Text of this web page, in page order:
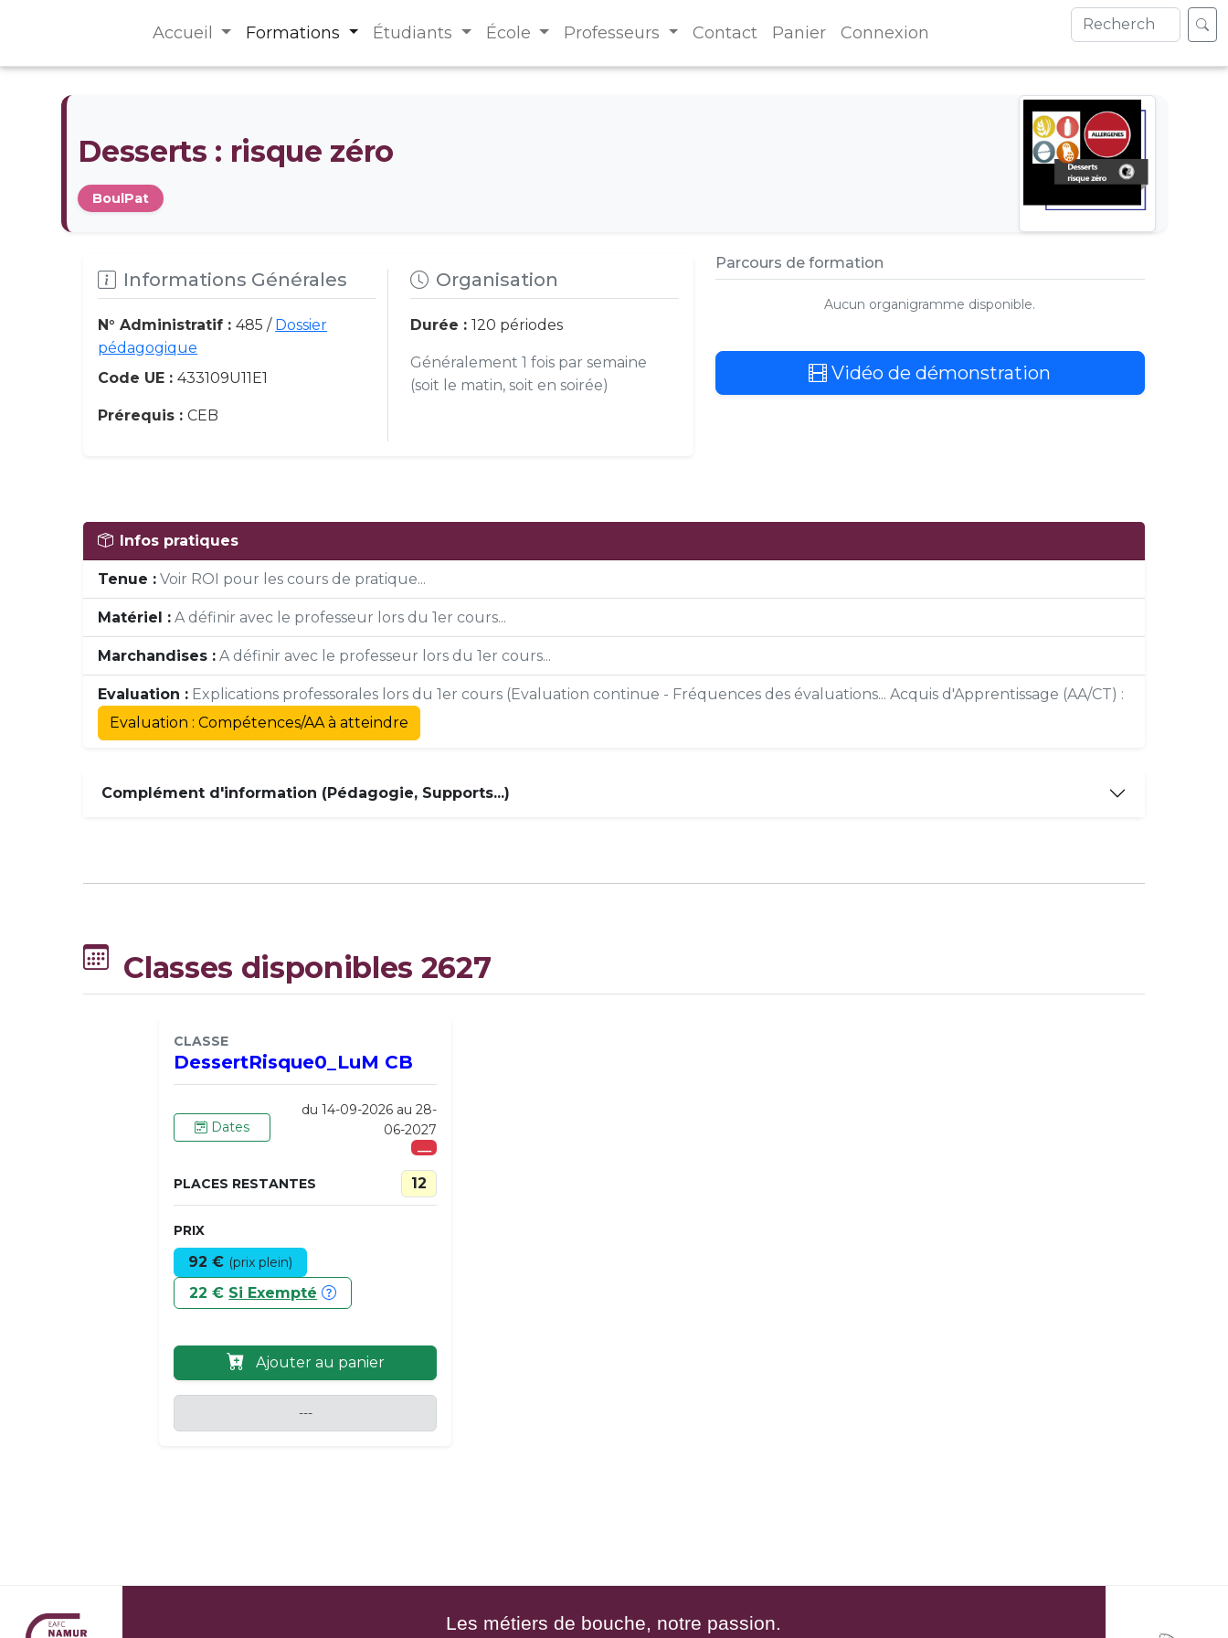
Accueil Formations Étudiants École Professeurs Contact Panier Connexion
Desserts : risque zéro
BoulPat
Informations Générales
N° Administratif :485 / Dossier
pédagogique
Code UE :433109U11E1
Prérequis :CEB
Organisation
Durée : 120 périodes
Généralement 1 fois par semaine
(soit le matin, soit en soirée)
Parcours de formation
Aucun organigramme disponible.
Vidéo de démonstration
Infos pratiques
Tenue : Voir ROI pour les cours de pratique...
Matériel : A définir avec le professeur lors du 1er cours...
Marchandises : A définir avec le professeur lors du 1er cours...
Evaluation : Explications professorales lors du 1er cours (Evaluation continue - Fréquences des évaluations... Acquis d'Apprentissage (AA/CT) :
Evaluation : Compétences/AA à atteindre
Complément d'information (Pédagogie, Supports...)
Classes disponibles 2627
CLASSE
DessertRisque0_LuM CB
Dates
du 14-09-2026 au 28-
06-2027
___
PLACES RESTANTES 12
PRIX
92 € (prix plein)
22 € Si Exempté
Ajouter au panier
---
Les métiers de bouche, notre passion.